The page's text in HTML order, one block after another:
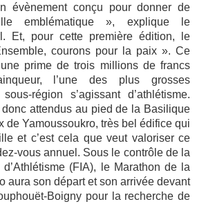
évènement conçu pour donner de
emblématique », explique le
Et, pour cette première édition, le
courons pour la paix ». Ce
prime de trois millions de francs
l’une des plus grosses
région s’agissant d’athlétisme.
attendus au pied de la Basilique
de Yamoussoukro, très bel édifice qui
et c’est cela que veut valoriser ce
vous annuel. Sous le contrôle de la
(FIA), le Marathon de la
aura son départ et son arrivée devant
Boigny pour la recherche de